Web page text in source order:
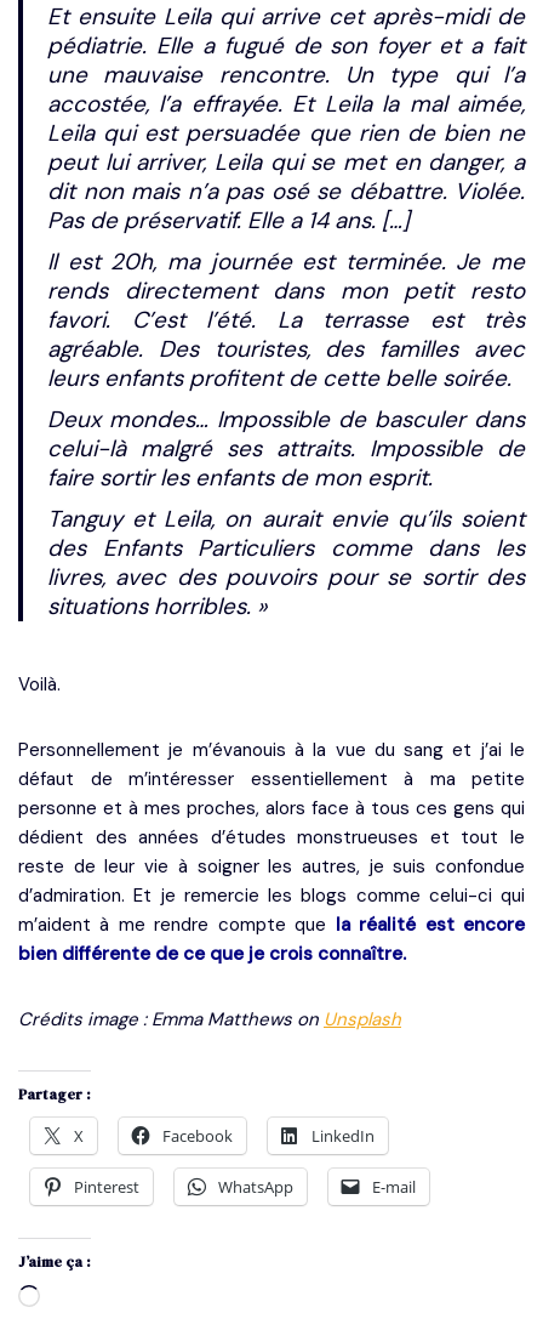
Et ensuite Leila qui arrive cet après-midi de
pédiatrie. Elle a fugué de son foyer et a fait
une mauvaise rencontre. Un type qui l’a
accostée, l’a effrayée. Et Leila la mal aimée,
Leila qui est persuadée que rien de bien ne
peut lui arriver, Leila qui se met en danger, a
dit non mais n’a pas osé se débattre. Violée.
Pas de préservatif. Elle a 14 ans. […]
Il est 20h, ma journée est terminée. Je me
rends directement dans mon petit resto
favori. C’est l’été. La terrasse est très
agréable. Des touristes, des familles avec
leurs enfants profitent de cette belle soirée.
Deux mondes… Impossible de basculer dans
celui-là malgré ses attraits. Impossible de
faire sortir les enfants de mon esprit.
Tanguy et Leila, on aurait envie qu’ils soient
des Enfants Particuliers comme dans les
livres, avec des pouvoirs pour se sortir des
situations horribles. »
Voilà.
Personnellement je m’évanouis à la vue du sang et j’ai le
défaut de m’intéresser essentiellement à ma petite
personne et à mes proches, alors face à tous ces gens qui
dédient des années d’études monstrueuses et tout le
reste de leur vie à soigner les autres, je suis confondue
d’admiration. Et je remercie les blogs comme celui-ci qui
m’aident à me rendre compte que la réalité est encore
bien différente de ce que je crois connaître.
Crédits image : Emma Matthews on Unsplash
Partager :
X Facebook LinkedIn
Pinterest WhatsApp E-mail
J’aime ça :